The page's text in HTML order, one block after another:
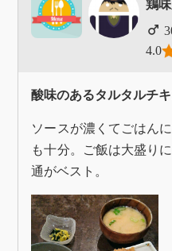
鶏
4.0
酸味のあるタルタルチキ
ソースが濃くてごはん
も十分。ご飯は大盛り
通がベスト。